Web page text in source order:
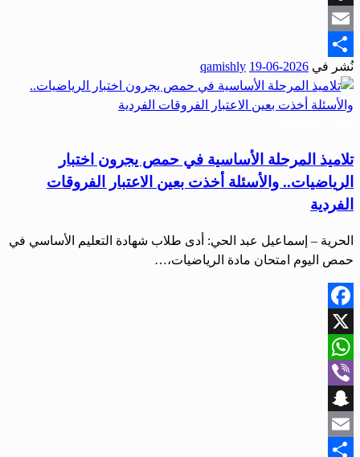
Snapchat
Email
Share
نُشر في 2026-06-19
qamishly
تلاميذ المرحلة الأساسية في حمص يجرون اختبار
الرياضيات.. والأسئلة أخذت بعين الاعتبار الفروقات
الفردية
الحرية – إسماعيل عبد الحي: أدى طلاب شهادة التعليم الأساسي في
حمص اليوم امتحان مادة الرياضيات،…
Facebook
X
WhatsApp
Viber
Snapchat
Email